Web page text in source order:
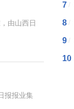
由山西日
报报业集
7 /
8 /
9 /
10
/